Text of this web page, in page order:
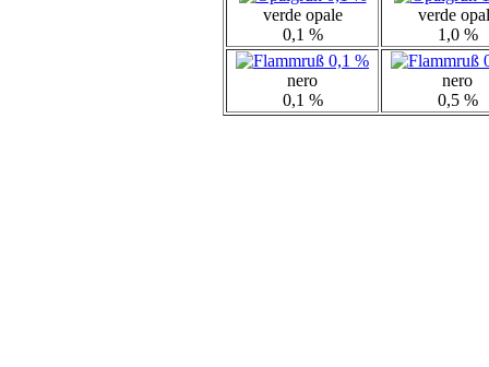
verde opale
0,1 %
verde
1,0 %
nero
0,1 %
nero
0,5 %